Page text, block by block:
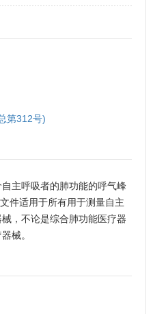
第312号)
主呼吸者的肺功能的呼气峰
件适用于所有用于测量自主
，不论是综合肺功能医疗器
械。